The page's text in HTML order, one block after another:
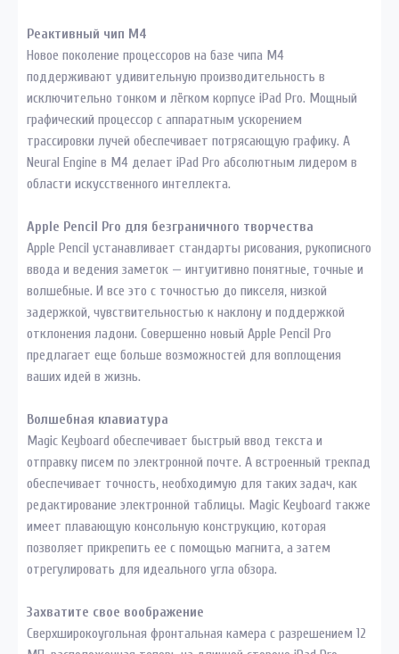
Реактивный чип М4
Новое поколение процессоров на базе чипа М4
поддерживают удивительную производительность в
исключительно тонком и лёгком корпусе iPad Pro. Мощный
графический процессор с аппаратным ускорением
трассировки лучей обеспечивает потрясающую графику. А
Neural Engine в M4 делает iPad Pro абсолютным лидером в
области искусственного интеллекта.
Apple Pencil Pro для безграничного творчества
Apple Pencil устанавливает стандарты рисования, рукописного
ввода и ведения заметок — интуитивно понятные, точные и
волшебные. И все это с точностью до пикселя, низкой
задержкой, чувствительностью к наклону и поддержкой
отклонения ладони. Совершенно новый Apple Pencil Pro
предлагает еще больше возможностей для воплощения
ваших идей в жизнь.
Волшебная клавиатура
Magic Keyboard обеспечивает быстрый ввод текста и
отправку писем по электронной почте. А встроенный трекпад
обеспечивает точность, необходимую для таких задач, как
редактирование электронной таблицы. Magic Keyboard также
имеет плавающую консольную конструкцию, которая
позволяет прикрепить ее с помощью магнита, а затем
отрегулировать для идеального угла обзора.
Захватите свое воображение
Сверхширокоугольная фронтальная камера с разрешением 12